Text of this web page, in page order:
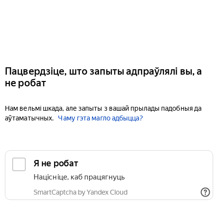
Пацвердзіце, што запыты адпраўлялі вы, а
не робат
Нам вельмі шкада, але запыты з вашай прылады падобныя да
аўтаматычных.
Чаму гэта магло адбыцца?
Я не робат
Націсніце, каб працягнуць
SmartCaptcha by Yandex Cloud